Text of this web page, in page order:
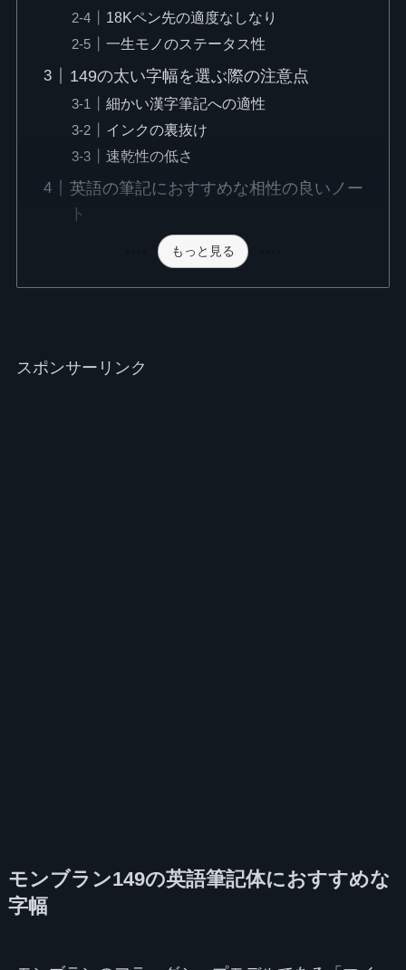
18Kペン先の適度なしなり
一生モノのステータス性
149の太い字幅を選ぶ際の注意点
細かい漢字筆記への適性
インクの裏抜け
速乾性の低さ
英語の筆記におすすめな相性の良いノー
ト
もっと見る
スポンサーリンク
モンブラン149の英語筆記体におすすめな
字幅